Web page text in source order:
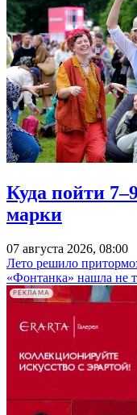
Куда пойти
марки
07 августа 2026, 08:00
Лето решило
«Фонтанка» нашла не
РЕКЛАМА